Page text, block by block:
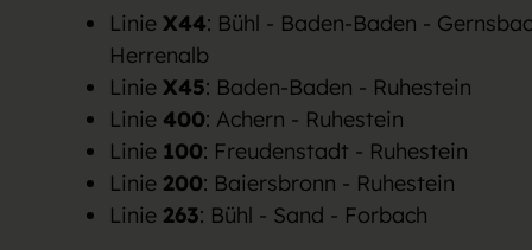
Linie X44: Bühl - Baden-Baden -
Herrenalb
Linie X45: Baden-Baden - Ruhestein
Linie 400: Achern - Ruhestein
Linie 100: Freudenstadt - Ruhestein
Linie 200: Baiersbronn - Ruhestein
Linie 263: Bühl - Sand - Forbach